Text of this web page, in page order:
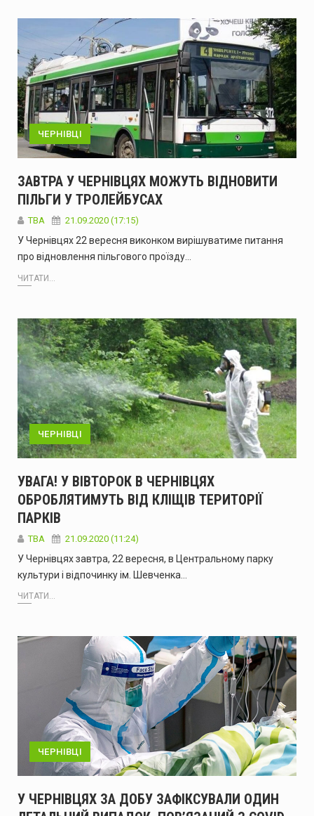
ЧЕРНІВЦІ
ЗАВТРА У ЧЕРНІВЦЯХ МОЖУТЬ ВІДНОВИТИ
ПІЛЬГИ У ТРОЛЕЙБУСАХ
TBA 21.09.2020 (17:15)
У Чернівцях 22 вересня виконком вирішуватиме питання
про відновлення пільгового проїзду…
ЧИТАТИ...
ЧЕРНІВЦІ
УВАГА! У ВІВТОРОК В ЧЕРНІВЦЯХ
ОБРОБЛЯТИМУТЬ ВІД КЛІЩІВ ТЕРИТОРІЇ
ПАРКІВ
TBA 21.09.2020 (11:24)
У Чернівцях завтра, 22 вересня, в Центральному парку
культури і відпочинку ім. Шевченка…
ЧИТАТИ...
ЧЕРНІВЦІ
У ЧЕРНІВЦЯХ ЗА ДОБУ ЗАФІКСУВАЛИ ОДИН